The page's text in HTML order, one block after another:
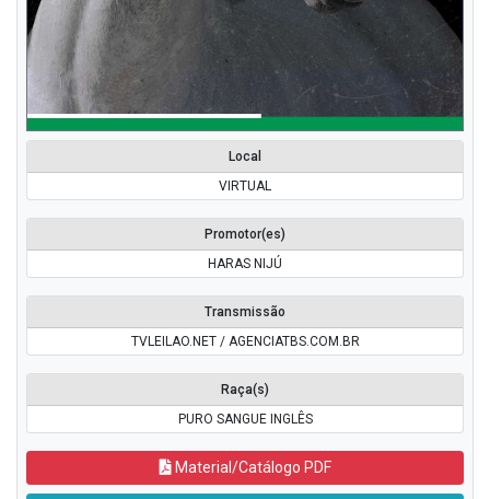
Local
VIRTUAL
Promotor(es)
HARAS NIJÚ
Transmissão
TVLEILAO.NET / AGENCIATBS.COM.BR
Raça(s)
PURO SANGUE INGLÊS
Material/Catálogo PDF